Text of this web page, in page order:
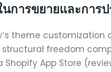
การขยายและการ
theme customization
freedom
Shopify App Store